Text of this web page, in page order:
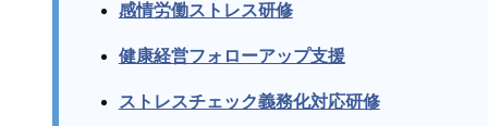
感情労働ストレス研修
健康経営フォローアップ支援
ストレスチェック義務化対応研修